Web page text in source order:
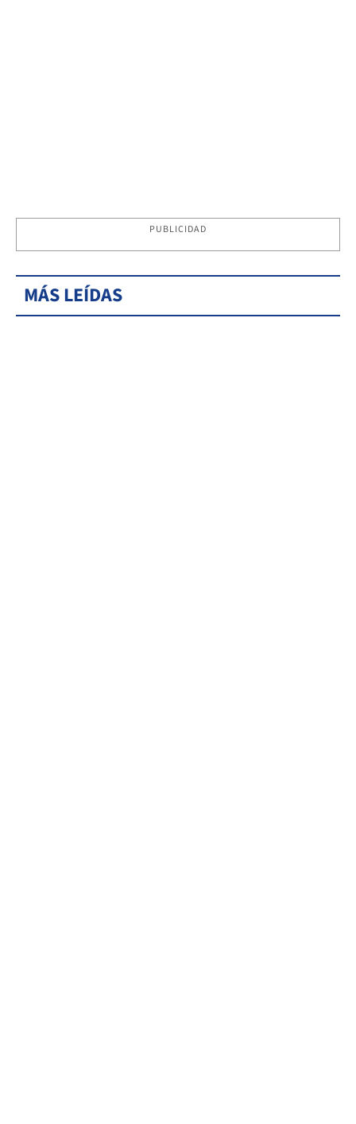
PUBLICIDAD
MÁS LEÍDAS